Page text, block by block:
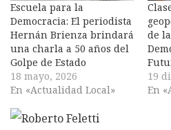
Escuela para la
Democracia: El periodista
Hernán Brienza brindará
una charla a 50 años del
Golpe de Estado
18 mayo, 2026
En «Actualidad Local»
de
19
En